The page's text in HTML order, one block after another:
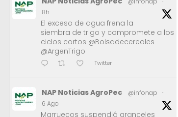
8h
El exceso de agua frena la
siembra de trigo y compromete a los
ciclos cortos @Bolsadecereales
@ArgenTrigo
Twitter
NAP Noticias AgroPec @infonap
·
6 Ago
Marruecos suspendió aranceles